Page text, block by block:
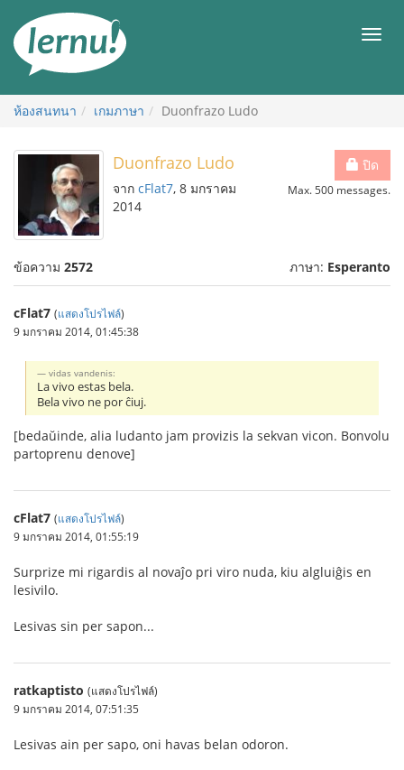
สารบัญ
เมนู
ห้องสนทนา เกมภาษา Duonfrazo Ludo
ปิด
Max. 500 messages.
Duonfrazo Ludo
จาก cFlat7, 8 มกราคม
2014
ข้อความ 2572 ภาษา: Esperanto
cFlat7 (แสดงโปรไฟล์)
9 มกราคม 2014, 01:45:38
vidas vandenis:
La vivo estas bela.
Bela vivo ne por ĉiuj.
[bedaŭinde, alia ludanto jam provizis la sekvan vicon. Bonvolu
partoprenu denove]
cFlat7 (แสดงโปรไฟล์)
9 มกราคม 2014, 01:55:19
Surprize mi rigardis al novaĵo pri viro nuda, kiu algluiĝis en
lesivilo.
Lesivas sin per sapon...
ratkaptisto (แสดงโปรไฟล์)
9 มกราคม 2014, 07:51:35
Lesivas ain per sapo, oni havas belan odoron.